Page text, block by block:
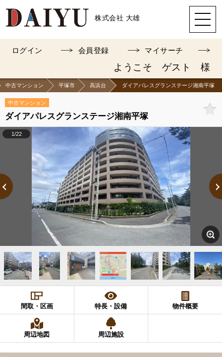
株式会社 大雄
ログイン 会員登録 マイサーチ
ようこそ ゲスト 様
中古マンション 平塚市 高浜台 ダイアパレスグランステージ湘南平塚
中古マンション
ダイアパレスグランステージ湘南平塚
1/22
間取・区画 特長・設備 物件概要
周辺地図 周辺施設